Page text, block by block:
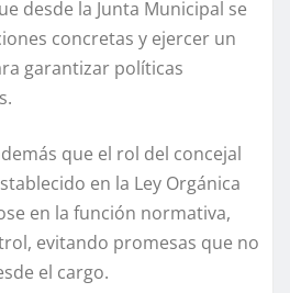
desde la Junta Municipal se
concretas y ejercer un
garantizar políticas
que el rol del concejal
en la Ley Orgánica
en la función normativa,
evitando promesas que no
el cargo.